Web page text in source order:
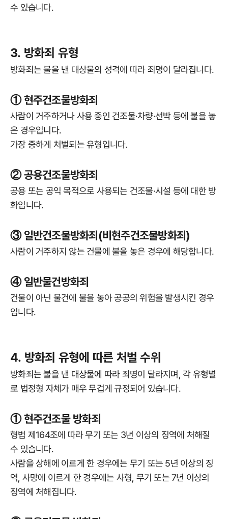
수 있습니다.
3. 방화죄 유형
방화죄는 불을 낸 대상물의 성격에 따라 죄명이 달라집니다.
① 현주건조물방화죄
사람이 거주하거나 사용 중인 건조물·차량·선박 등에 불을 놓
은 경우입니다.
가장 중하게 처벌되는 유형입니다.
② 공용건조물방화죄
공용 또는 공익 목적으로 사용되는 건조물·시설 등에 대한 방
화입니다.
③ 일반건조물방화죄(비현주건조물방화죄)
사람이 거주하지 않는 건물에 불을 놓은 경우에 해당합니다.
④ 일반물건방화죄
건물이 아닌 물건에 불을 놓아 공공의 위험을 발생시킨 경우
입니다.
4. 방화죄 유형에 따른 처벌 수위
방화죄는 불을 낸 대상물에 따라 죄명이 달라지며, 각 유형별
로 법정형 자체가 매우 무겁게 규정되어 있습니다.
① 현주건조물 방화죄
형법 제164조에 따라 무기 또는 3년 이상의 징역에 처해질
수 있습니다.
사람을 상해에 이르게 한 경우에는 무기 또는 5년 이상의 징
역, 사망에 이르게 한 경우에는 사형, 무기 또는 7년 이상의
징역에 처해집니다.